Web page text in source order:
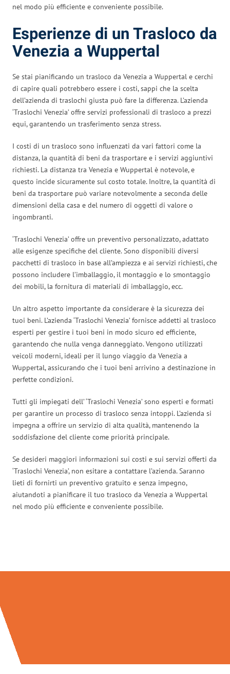
nel modo più efficiente e conveniente possibile.
Esperienze di un Trasloco da
Venezia a Wuppertal
Se stai pianificando un trasloco da Venezia a Wuppertal e cerchi
di capire quali potrebbero essere i costi, sappi che la scelta
dell’azienda di traslochi giusta può fare la differenza. L’azienda
‘Traslochi Venezia’ offre servizi professionali di trasloco a prezzi
equi, garantendo un trasferimento senza stress.
I costi di un trasloco sono influenzati da vari fattori come la
distanza, la quantità di beni da trasportare e i servizi aggiuntivi
richiesti. La distanza tra Venezia e Wuppertal è notevole, e
questo incide sicuramente sul costo totale. Inoltre, la quantità di
beni da trasportare può variare notevolmente a seconda delle
dimensioni della casa e del numero di oggetti di valore o
ingombranti.
‘Traslochi Venezia’ offre un preventivo personalizzato, adattato
alle esigenze specifiche del cliente. Sono disponibili diversi
pacchetti di trasloco in base all’ampiezza e ai servizi richiesti, che
possono includere l’imballaggio, il montaggio e lo smontaggio
dei mobili, la fornitura di materiali di imballaggio, ecc.
Un altro aspetto importante da considerare è la sicurezza dei
tuoi beni. L’azienda ‘Traslochi Venezia’ fornisce addetti al trasloco
esperti per gestire i tuoi beni in modo sicuro ed efficiente,
garantendo che nulla venga danneggiato. Vengono utilizzati
veicoli moderni, ideali per il lungo viaggio da Venezia a
Wuppertal, assicurando che i tuoi beni arrivino a destinazione in
perfette condizioni.
Tutti gli impiegati dell’ ‘Traslochi Venezia’ sono esperti e formati
per garantire un processo di trasloco senza intoppi. L’azienda si
impegna a offrire un servizio di alta qualità, mantenendo la
soddisfazione del cliente come priorità principale.
Se desideri maggiori informazioni sui costi e sui servizi offerti da
‘Traslochi Venezia’, non esitare a contattare l’azienda. Saranno
lieti di fornirti un preventivo gratuito e senza impegno,
aiutandoti a pianificare il tuo trasloco da Venezia a Wuppertal
nel modo più efficiente e conveniente possibile.